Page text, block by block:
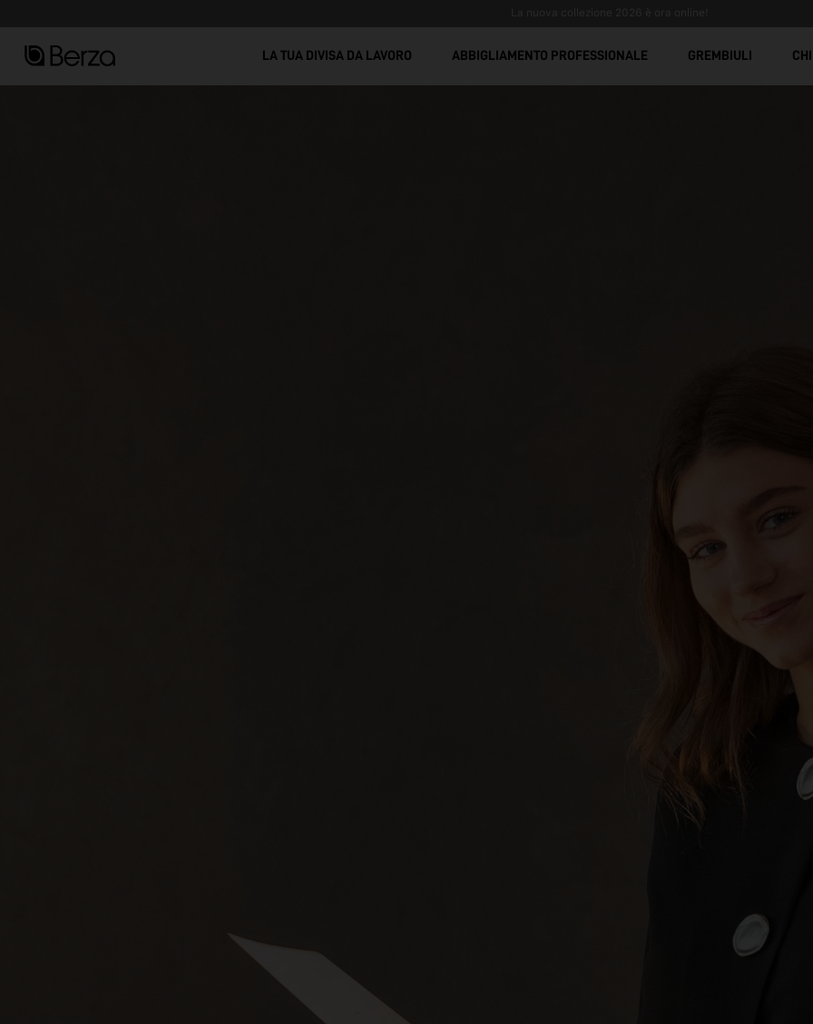
LA TUA DIVISA DA LAVORO ABBIGLIAMENTO PROFESSIONALE GREMBIULI